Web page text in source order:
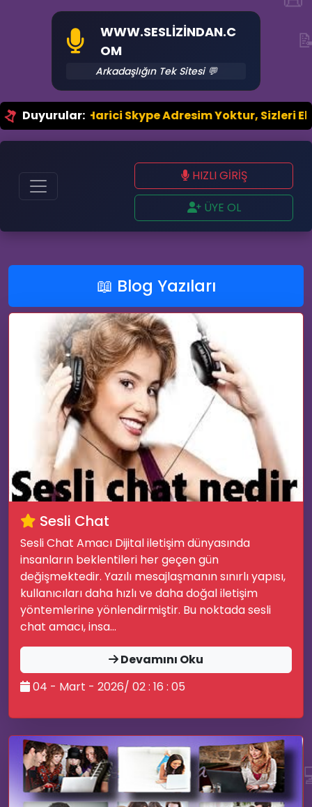
🔊
🌟
WWW.SESLIZINDAN.C
OM
Arkadaşlığın Tek Sitesi 💬
Duyurular:
Harici Skype Adresim Yoktur, Sizleri
HIZLI GİRİŞ
ÜYE OL
📖 Blog Yazıları
Sesli Chat
Sesli Chat Amacı Dijital iletişim dünyasında
insanların beklentileri her geçen gün
değişmektedir. Yazılı mesajlaşmanın sınırlı yapısı,
kullanıcıları daha hızlı ve daha doğal iletişim
yöntemlerine yönlendirmiştir. Bu noktada sesli
chat amacı, insa...
Devamını Oku
04 - Mart - 2026/ 02 : 16 : 05